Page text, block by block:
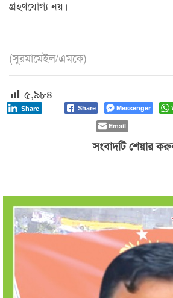
গ্রহণযোগ্য নয়।
(সুরমামেইল/এমকে)
৫,৯৮৪
Share Messenger
Share
Email
সংবাদটি শেয়ার